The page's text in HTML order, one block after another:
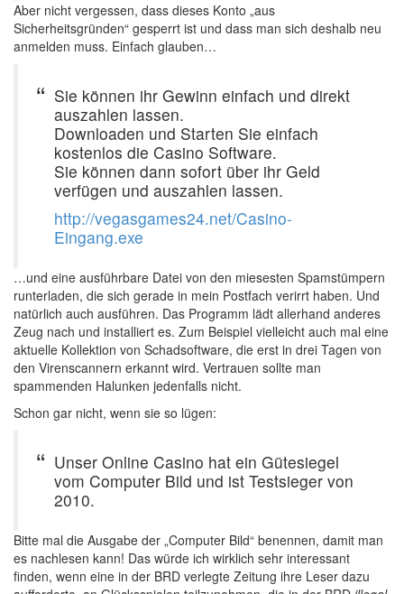
Aber nicht vergessen, dass dieses Konto „aus
Sicherheitsgründen“ gesperrt ist und dass man sich deshalb neu
anmelden muss. Einfach glauben…
Sie können ihr Gewinn einfach und direkt
auszahlen lassen.
Downloaden und Starten Sie einfach
kostenlos die Casino Software.
Sie können dann sofort über ihr Geld
verfügen und auszahlen lassen.
http://vegasgames24.net/Casino-
Eingang.exe
…und eine ausführbare Datei von den miesesten Spamstümpern
runterladen, die sich gerade in mein Postfach verirrt haben. Und
natürlich auch ausführen. Das Programm lädt allerhand anderes
Zeug nach und installiert es. Zum Beispiel vielleicht auch mal eine
aktuelle Kollektion von Schadsoftware, die erst in drei Tagen von
den Virenscannern erkannt wird. Vertrauen sollte man
spammenden Halunken jedenfalls nicht.
Schon gar nicht, wenn sie so lügen:
Unser Online Casino hat ein Gütesiegel
vom Computer Bild und ist Testsieger von
2010.
Bitte mal die Ausgabe der „Computer Bild“ benennen, damit man
es nachlesen kann! Das würde ich wirklich sehr interessant
finden, wenn eine in der BRD verlegte Zeitung ihre Leser dazu